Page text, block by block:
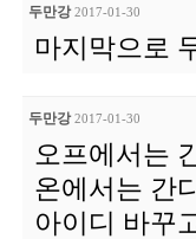
두만강 2017-01-30
마지막으로
두만강 2017-01-30
오프에서는
온에서는 간
아이디 바꾸